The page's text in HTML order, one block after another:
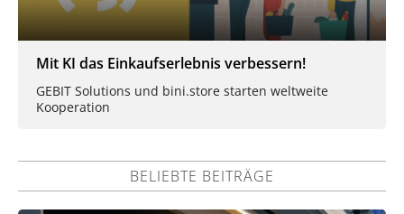
Mit KI das Einkaufserlebnis verbessern!
GEBIT Solutions und bini.store starten weltweite
Kooperation
BELIEBTE BEITRÄGE